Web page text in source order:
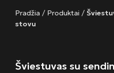
Pradžia / Produktai /
stovu
Šviestuvas su